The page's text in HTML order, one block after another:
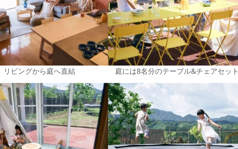
リビングから庭へ直結 庭には8名分のテーブル&チェアセット